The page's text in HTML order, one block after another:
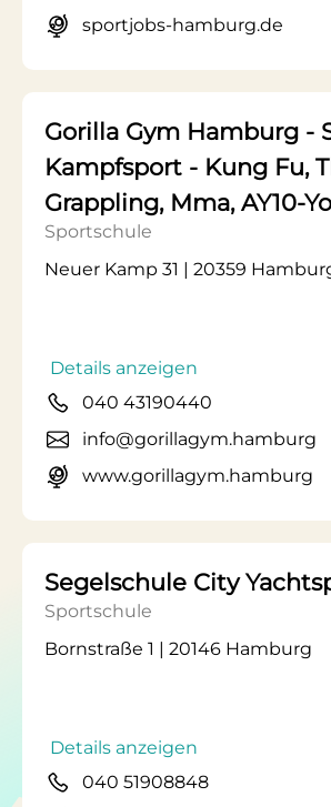
sportjobs-hamburg.de
Gorilla Gym Hamburg -
Kampfsport - Kung Fu,
Grappling, Mma, AY10-
Sportschule
Neuer Kamp 31 | 20359
Details anzeigen
040 43190440
info@gorillagym.hamburg
www.gorillagym.hamburg
Segelschule City
Sportschule
Bornstraße 1 | 20146 Hamburg
Details anzeigen
040 51908848